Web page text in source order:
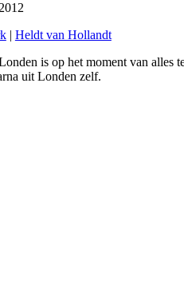
| Heldt van Hollandt
is op het moment van alles
uit Londen zelf.